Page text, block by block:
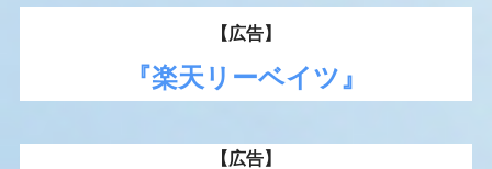
【広告】
『楽天リーベイツ』
【広告】